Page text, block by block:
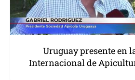
Uruguay presente en
Internacional de